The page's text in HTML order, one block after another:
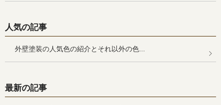
人気の記事
外壁塗装の人気色の紹介とそれ以外の色...
最新の記事